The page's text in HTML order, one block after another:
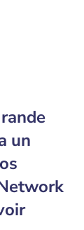
un